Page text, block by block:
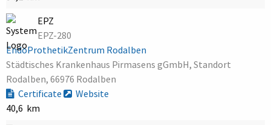
EPZ
EPZ-280
EndoProthetikZentrum Rodalben
Städtisches Krankenhaus Pirmasens gGmbH, Standort
Rodalben, 66976 Rodalben
Certificate
Website
40,6 km